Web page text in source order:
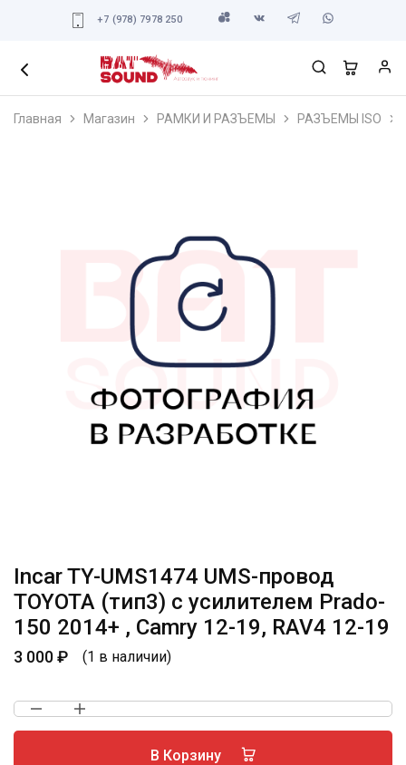
+7 (978) 7978 250
Главная Магазин РАМКИ И РАЗЪЕМЫ РАЗЪЕМЫ ISO
Incar TY-UMS1474 UMS-провод
TOYOTA (тип3) с усилителем Prado-
150 2014+ , Camry 12-19, RAV4 12-19
3 000₽ (1 в наличии)
В Корзину